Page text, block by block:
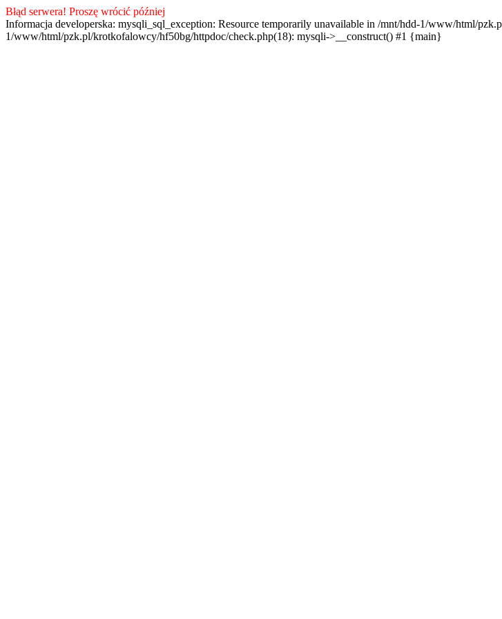
Błąd serwera! Proszę wrócić później
Informacja developerska: mysqli_sql_exception: Resource temporarily unavailable in /mnt/hdd-1/www/html/
1/www/html/pzk.pl/krotkofalowcy/hf50bg/httpdoc/check.php(18): mysqli->__construct() #1 {main}